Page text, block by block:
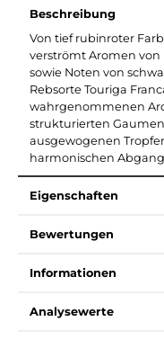
Beschreibung
Von tief rubinroter
verströmt Aromen
sowie Noten von
Rebsorte Touriga
wahrgenommenen
strukturierten
ausgewogenen
harmonischen
Eigenschaften
Bewertungen
Informationen
Analysewerte